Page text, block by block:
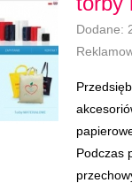
Dodane:
Podczas